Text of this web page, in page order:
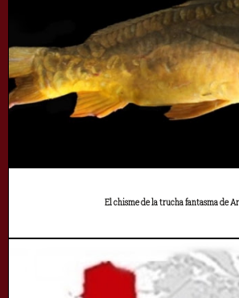
El chisme de la trucha fantasma de